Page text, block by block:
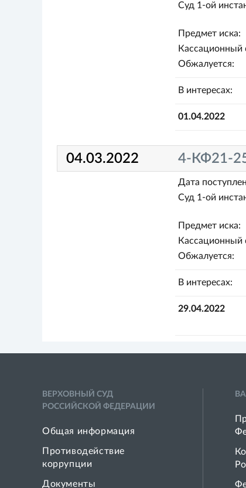
Суд 1-ой
Предмет иска:
Кассационный
Обжалуется:
В интересах:
01.04.2022
04.03.2022 4-КФ21-
Дата
Суд 1-ой
Предмет иска:
Кассационный
Обжалуется:
В интересах:
29.04.2022
ВЕРХОВНЫЙ СУД
РОССИЙСКОЙ ФЕДЕРАЦИИ
Общая информация
Противодействие
коррупции
Документы